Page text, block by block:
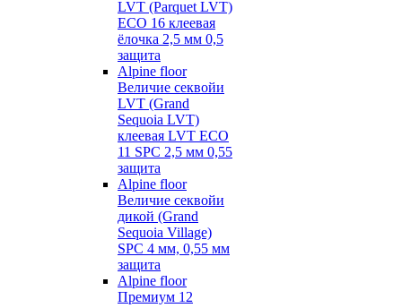
LVT (Parquet LVT)
ECO 16 клеевая
ёлочка 2,5 мм 0,5
защита
Alpine floor
Величие секвойи
LVT (Grand
Sequoia LVT)
клеевая LVT ECO
11 SPC 2,5 мм 0,55
защита
Alpine floor
Величие секвойи
дикой (Grand
Sequoia Village)
SPC 4 мм, 0,55 мм
защита
Alpine floor
Премиум 12